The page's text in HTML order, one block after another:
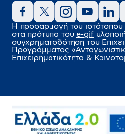
Η προσαρμογή του
στα πρότυπα του e-gif
συγχρηματοδότηση του
Προγράμματος
Επιχειρηματικότητα &